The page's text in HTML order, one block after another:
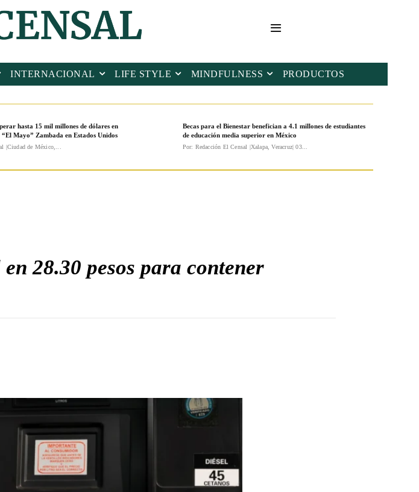
INTERNACIONAL LIFE STYLE MINDFULNESS PRODUCTOS
hasta 15 mil millones de dólares en
“El Mayo” Zambada en Estados Unidos
|Ciudad de México,...
Becas para el Bienestar benefician a 4.1 millones de estudiantes
de educación media superior en México
Por: Redacción El Censal |Xalapa, Veracruz| 03...
28.30 pesos para contener